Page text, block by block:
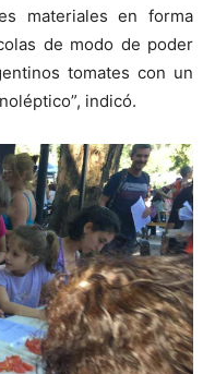
materiales en forma
de modo de poder
tomates con un
indicó.